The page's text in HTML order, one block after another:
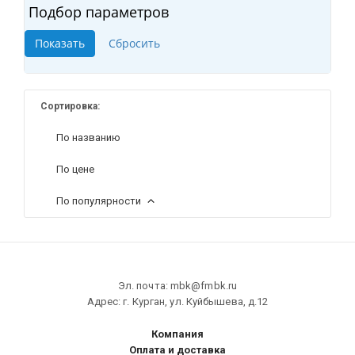
Подбор параметров
Сортировка:
По названию
По цене
По популярности
Эл. почта: mbk@fmbk.ru
Адрес: г. Курган, ул. Куйбышева, д.12
Компания
Оплата и доставка